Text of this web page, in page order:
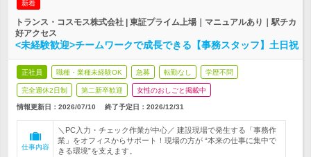
新着
トランス・コスモス株式会社 | 東証プライム上場｜マニュアルあり｜駅チカ
好アクセス
<未経験歓迎>チームワークで成長できる【事務スタッフ】土日祝
正社員 職種・業種未経験OK 急募 転勤なし 学歴不問
完全週休2日制 第二新卒歓迎 女性のおしごと掲載中
情報更新日：2026/07/10 終了予定日： 2026/12/31
仕事内容
＼PC入力・チェック作業が中心／ 建設現場で発生する「事務作
業」をオフィスからサポート！現場の方が “本来の仕事に集中で
きる環境”を支えます。